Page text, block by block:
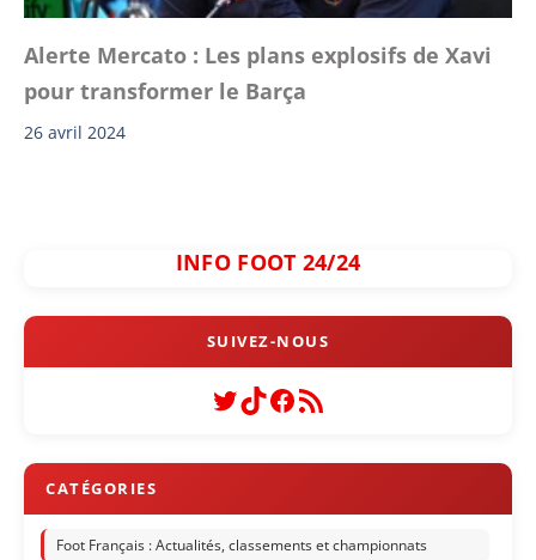
Alerte Mercato : Les plans explosifs de Xavi
pour transformer le Barça
26 avril 2024
INFO FOOT 24/24
Twitter
TikTok
Facebook
Flux RSS
Foot Français : Actualités, classements et championnats